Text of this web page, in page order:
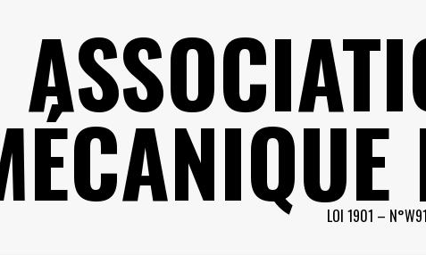
LOI 1901 –